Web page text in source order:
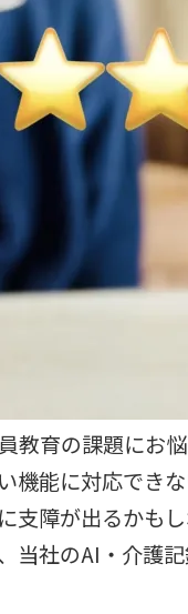
教育の課題にお
機能に対応できな
支障が出るかもし
当社のAI・介護